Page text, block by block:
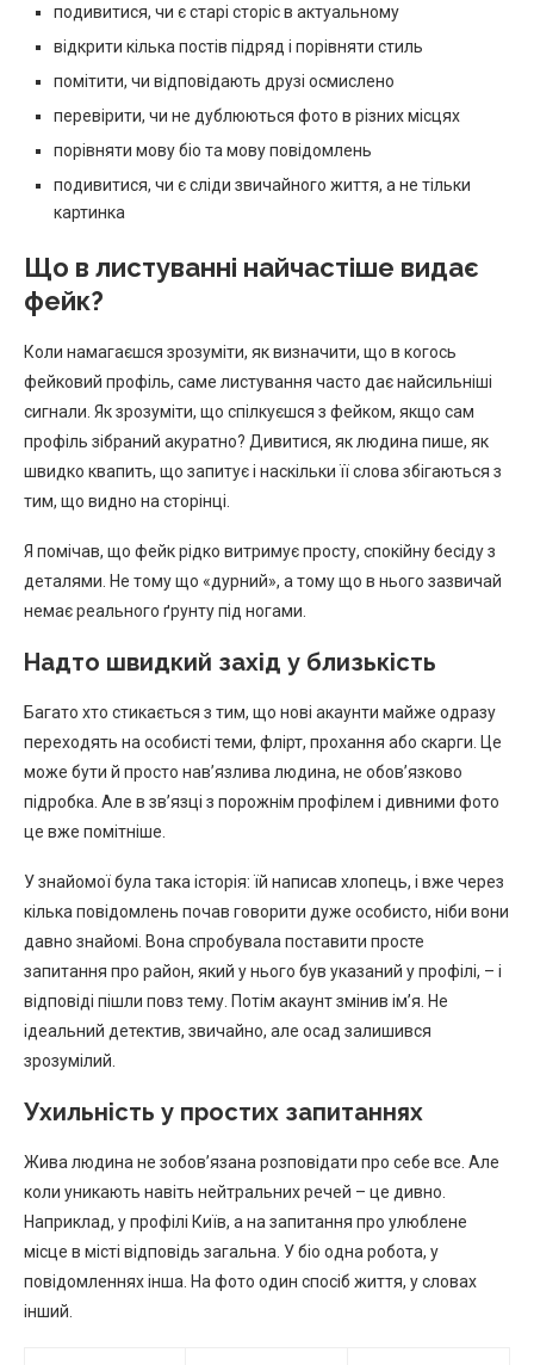
подивитися, чи є старі сторіс в актуальному
відкрити кілька постів підряд і порівняти стиль
помітити, чи відповідають друзі осмислено
перевірити, чи не дублюються фото в різних місцях
порівняти мову біо та мову повідомлень
подивитися, чи є сліди звичайного життя, а не тільки
картинка
Що в листуванні найчастіше видає
фейк?
Коли намагаєшся зрозуміти, як визначити, що в когось
фейковий профіль, саме листування часто дає найсильніші
сигнали. Як зрозуміти, що спілкуєшся з фейком, якщо сам
профіль зібраний акуратно? Дивитися, як людина пише, як
швидко квапить, що запитує і наскільки її слова збігаються з
тим, що видно на сторінці.
Я помічав, що фейк рідко витримує просту, спокійну бесіду з
деталями. Не тому що «дурний», а тому що в нього зазвичай
немає реального ґрунту під ногами.
Надто швидкий захід у близькість
Багато хто стикається з тим, що нові акаунти майже одразу
переходять на особисті теми, флірт, прохання або скарги. Це
може бути й просто нав’язлива людина, не обов’язково
підробка. Але в зв’язці з порожнім профілем і дивними фото
це вже помітніше.
У знайомої була така історія: їй написав хлопець, і вже через
кілька повідомлень почав говорити дуже особисто, ніби вони
давно знайомі. Вона спробувала поставити просте
запитання про район, який у нього був указаний у профілі, – і
відповіді пішли повз тему. Потім акаунт змінив ім’я. Не
ідеальний детектив, звичайно, але осад залишився
зрозумілий.
Ухильність у простих запитаннях
Жива людина не зобов’язана розповідати про себе все. Але
коли уникають навіть нейтральних речей – це дивно.
Наприклад, у профілі Київ, а на запитання про улюблене
місце в місті відповідь загальна. У біо одна робота, у
повідомленнях інша. На фото один спосіб життя, у словах
інший.